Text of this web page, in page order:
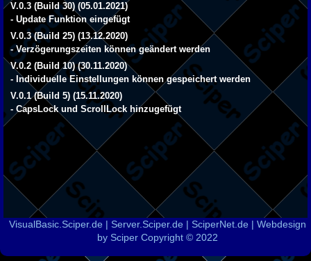
V.0.3 (Build 30) (05.01.2021)
- Update Funktion eingefügt
V.0.3 (Build 25) (13.12.2020)
- Verzögerungszeiten können geändert werden
V.0.2 (Build 10) (30.11.2020)
- Individuelle Einstellungen können gespeichert werden
V.0.1 (Build 5) (15.11.2020)
- CapsLock und ScrollLock hinzugefügt
VisualBasic.Sciper.de | Server.Sciper.de | SciperNet.de | Webdesign
by Sciper Copyright © 2022